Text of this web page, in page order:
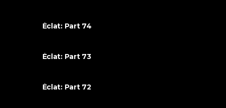
Éclat: Part 74
Éclat: Part 73
Éclat: Part 72